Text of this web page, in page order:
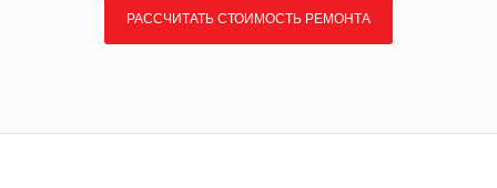
РАССЧИТАТЬ СТОИМОСТЬ РЕМОНТА